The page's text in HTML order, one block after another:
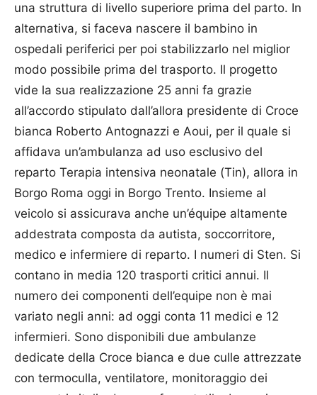
una struttura di livello superiore prima del parto. In
alternativa, si faceva nascere il bambino in
ospedali periferici per poi stabilizzarlo nel miglior
modo possibile prima del trasporto. Il progetto
vide la sua realizzazione 25 anni fa grazie
all’accordo stipulato dall’allora presidente di Croce
bianca Roberto Antognazzi e Aoui, per il quale si
affidava un’ambulanza ad uso esclusivo del
reparto Terapia intensiva neonatale (Tin), allora in
Borgo Roma oggi in Borgo Trento. Insieme al
veicolo si assicurava anche un’équipe altamente
addestrata composta da autista, soccorritore,
medico e infermiere di reparto. I numeri di Sten. Si
contano in media 120 trasporti critici annui. Il
numero dei componenti dell’equipe non è mai
variato negli anni: ad oggi conta 11 medici e 12
infermieri. Sono disponibili due ambulanze
dedicate della Croce bianca e due culle attrezzate
con termoculla, ventilatore, monitoraggio dei